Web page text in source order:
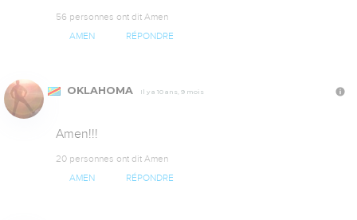
56 personnes ont dit Amen
AMEN RÉPONDRE
OKLAHOMA Il y a 10 ans, 9 mois
Amen!!!
20 personnes ont dit Amen
AMEN RÉPONDRE